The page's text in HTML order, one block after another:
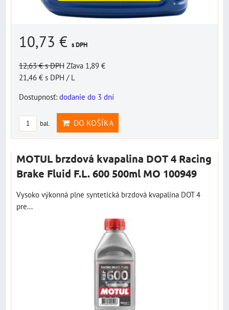
10,73 € s DPH
12,63 €s DPH Zľava 1,89 €
21,46 € s DPH / L
Dostupnosť: dodanie do 3 dní
bal. DO KOŠÍKA
MOTUL brzdová kvapalina DOT 4 Racing
Brake Fluid F.L. 600 500ml MO 100949
Vysoko výkonná plne syntetická brzdová kvapalina DOT 4
pre...